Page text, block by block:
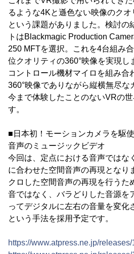
るような4Kと遜色ない映像のク
という課題がありました。検討の
トはBlackmagic Production
250 MFTを選択。これを4台組み
位クオリティの360°映像を実現し
コントロール機材マイロを組み合
360°映像でありながら縦横無尽な
今まで体験したことのないVRの
す。
■日本初！モーションカメラを駆
音声のミュージックビデオ
今回は、定点における音声ではな
に合わせた空間音声の再現となり
クロした空間音声の再現を行うた
音ではなく、バラどりした音源を
ってデジタルに左右の音量を変化
という手法を採用予定です。
https://www.atpress.ne.jp/